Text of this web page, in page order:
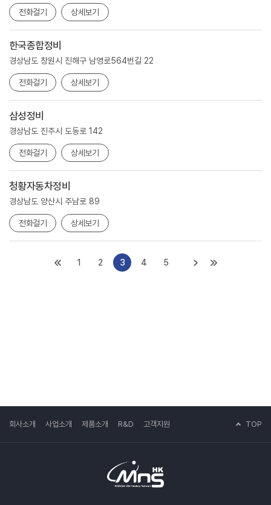
전화걸기 상세보기
한국종합정비
경상남도 창원시 진해구 남영로564번길 22
전화걸기 상세보기
삼성정비
경상남도 진주시 도동로 142
전화걸기 상세보기
청황자동차정비
경상남도 양산시 주남로 89
전화걸기 상세보기
1 2 3 4 5
회사소개 사업소개 제품소개 R&D 고객지원 TOP